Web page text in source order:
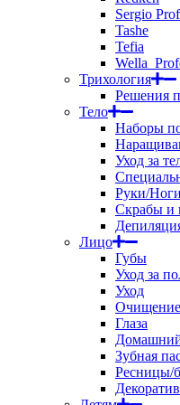
Sergio
Tashe
Tefia
Трихология
Решения
Тело
Наборы
Уход за
Руки/Ноги
Скрабы и
Лицо
Губы
Уход за
Уход
Очищение
Глаза
Зубная
Ресницы/